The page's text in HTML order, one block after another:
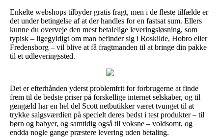
Enkelte webshops tilbyder gratis fragt, men i de fleste tilfælde er
det under betingelse af at der handles for en fastsat sum. Ellers
kunne du overveje den mest betalelige leveringsløsning, som
typisk – ligegyldigt om man befinder sig i Roskilde, Hobro eller
Fredensborg – vil blive at få fragtmanden til at bringe din pakke
til et udleveringssted.
Det er efterhånden yderst problemfrit for forbrugerne at finde
frem til de bedste priser på forskellige internet selskaber, og til
gengæld har en hel del Scott netbutikker været tvunget til at
trykke salgsværdien på specielt deres bedst i test produkter – til
børn og babyer, og samtidig også til voksne – voldsomt, og
endda nogle gange præstere levering uden betaling.